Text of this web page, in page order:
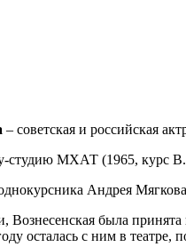
– советская и российская
студию МХАТ (1965, курс
Андрея
была
осталась с ним в